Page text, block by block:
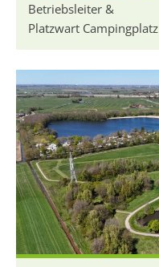
Betriebsleiter &
Platzwart Campingplatz